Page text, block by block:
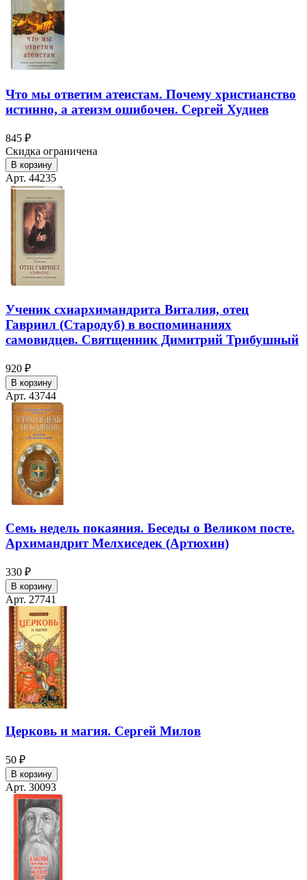
Что мы ответим атеистам. Почему христианство
истинно, а атеизм ошибочен. Сергей Худиев
845 ₽
Скидка ограничена
В корзину
Арт. 44235
Ученик схиархимандрита Виталия, отец
Гавриил (Стародуб) в воспоминаниях
самовидцев. Святщенник Димитрий Трибушный
920 ₽
В корзину
Арт. 43744
Семь недель покаяния. Беседы о Великом посте.
Архимандрит Мелхиседек (Артюхин)
330 ₽
В корзину
Арт. 27741
Церковь и магия. Сергей Милов
50 ₽
В корзину
Арт. 30093